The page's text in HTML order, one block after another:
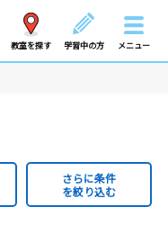
教室を探す 学習中の方 メニュー
さらに条件
を絞り込む